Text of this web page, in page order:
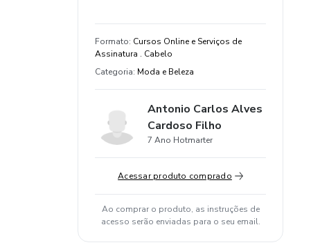
Formato: Cursos Online e Serviços de
Assinatura . Cabelo
Categoria: Moda e Beleza
Antonio Carlos Alves
Cardoso Filho
7 Ano Hotmarter
Acessar produto comprado
Ao comprar o produto, as instruções de
acesso serão enviadas para o seu email.